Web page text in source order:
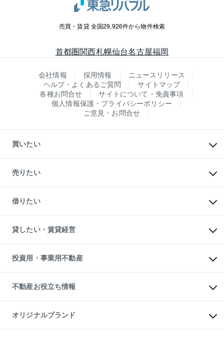
売買・賃貸 全国29,926件から物件検索
首都圏関西札幌仙台名古屋福岡
会社情報 採用情報
ニュースリリース
ヘルプ・よくあるご質問
サイトマップ
各種お問合せ
サイトについて・免責事項
個人情報保護・プライバシーポリシー
ご意見・お問合せ
買いたい
新築・分譲マンションの購入
中古マンションの購入
一戸建ての購入
中古一戸建ての購入
不動産購入の流れ
注目キーワード物件特集
購入ガイド
English 繁体中文簡体中文
売りたい
一戸建ての売却・査定
土地の売却・査定
スピードAI査定
不動産査定について
不動産売却の流れ
不動産買換えの流れ
売却ガイド
借りたい
オフィス・店舗の賃貸
借りるときの流れ
借りるガイド
貸したい・賃貸経営
マンション賃料データ
賃貸管理プラン
リロケーションについて
貸すガイド
投資用・事業用不動産
事業用不動産
マンション投資
投資用マンション
アパート経営
収益物件
不動産お役立ち情報
マンションライブラリー
人気マンションランキング
暮らしに役立つ不動産メディア
オリジナルブランド